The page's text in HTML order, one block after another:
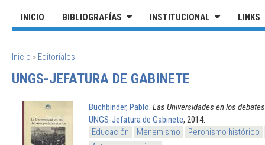
INICIO BIBLIOGRAFÍAS INSTITUCIONAL LINKS
SE ENCUENTRA USTED AQUÍ
Inicio » Editoriales
UNGS-JEFATURA DE GABINETE
Buchbinder, Pablo Las Universidades en los
UNGS-Jefatura de Gabinete, 2014.
Educación
Menemismo
Peronismo histórico